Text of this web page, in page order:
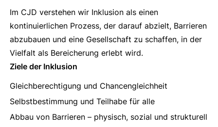
Im CJD verstehen wir Inklusion als einen
kontinuierlichen Prozess, der darauf abzielt, Barrieren
abzubauen und eine Gesellschaft zu schaffen, in der
Vielfalt als Bereicherung erlebt wird.
Ziele der Inklusion
Gleichberechtigung und Chancengleichheit
Selbstbestimmung und Teilhabe für alle
Abbau von Barrieren – physisch, sozial und strukturell